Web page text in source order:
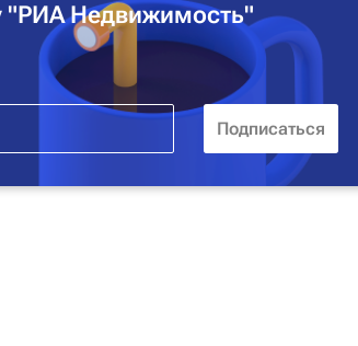
"РИА Недвижимость"